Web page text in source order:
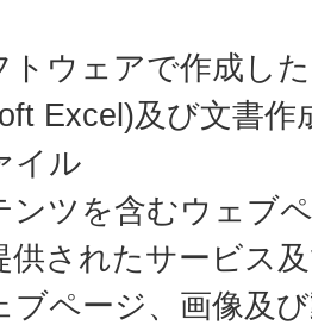
トウェアで作成し
Excel)及び文書
イル
ンツを含むウェブ
供されたサービス
ブページ、画像及